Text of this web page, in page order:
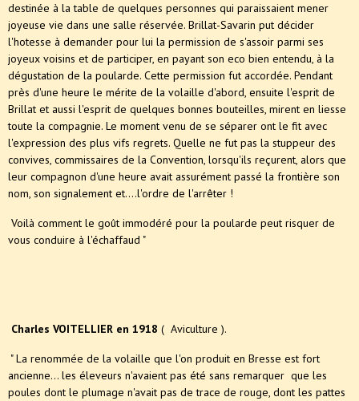
destinée à la table de quelques personnes qui paraissaient mener
joyeuse vie dans une salle réservée. Brillat-Savarin put décider
l'hotesse à demander pour lui la permission de s'assoir parmi ses
joyeux voisins et de participer, en payant son eco bien entendu, à la
dégustation de la poularde. Cette permission fut accordée. Pendant
près d'une heure le mérite de la volaille d'abord, ensuite l'esprit de
Brillat et aussi l'esprit de quelques bonnes bouteilles, mirent en liesse
toute la compagnie. Le moment venu de se séparer ont le fit avec
l'expression des plus vifs regrets. Quelle ne fut pas la stuppeur des
convives, commissaires de la Convention, lorsqu'ils reçurent, alors que
leur compagnon d'une heure avait assurément passé la frontière son
nom, son signalement et....l'ordre de l'arrêter !
Voilà comment le goût immodéré pour la poularde peut risquer de
vous conduire à l'échaffaud "
Charles VOITELLIER en 1918 ( Aviculture ).
" La renommée de la volaille que l'on produit en Bresse est fort
ancienne... les éleveurs n'avaient pas été sans remarquer que les
poules dont le plumage n'avait pas de trace de rouge, dont les pattes